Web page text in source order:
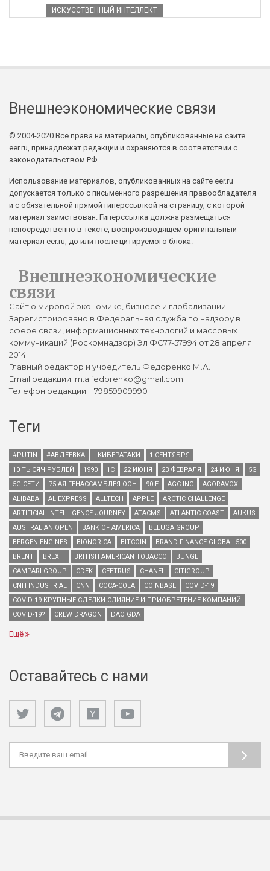
ИСКУССТВЕННЫЙ ИНТЕЛЛЕКТ
Внешнеэкономические связи
© 2004-2020 Все права на материалы, опубликованные на сайте
eer.ru, принадлежат редакции и охраняются в соответствии с
законодательством РФ.
Использование материалов, опубликованных на сайте eer.ru
допускается только с письменного разрешения правообладателя
и с обязательной прямой гиперссылкой на страницу, с которой
материал заимствован. Гиперссылка должна размещаться
непосредственно в тексте, воспроизводящем оригинальный
материал eer.ru, до или после цитируемого блока.
Внешнеэкономические
связи
Сайт о мировой экономике, бизнесе и глобализации
Зарегистрировано в Федеральная служба по надзору в
сфере связи, информационных технологий и массовых
коммуникаций (Роскомнадзор) Эл ФС77-57994 от 28 апреля
2014
Главный редактор и учредитель Федоренко М.А.
Email редакции: m.a.fedorenko@gmail.com.
Телефон редакции: +79859909990
Теги
#PUTIN #АВДЕЕВКА . КИБЕРАТАКИ
1 СЕНТЯБРЯ
10 ТЫСЯЧ РУБЛЕЙ
1990 1С 22 ИЮНЯ 23 ФЕВРАЛЯ 24 ИЮНЯ
5G
5G-СЕТИ
75-АЯ ГЕНАССАМБЛЕЯ ООН 90-Е AGC INC
AGORAVOX
ALIBABA
ALIEXPRESS ALLTECH APPLE
ARCTIC CHALLENGE
ARTIFICIAL INTELLIGENCE JOURNEY
ATACMS ATLANTIC COAST
AUKUS
AUSTRALIAN OPEN
BANK OF AMERICA
BELUGA GROUP
BERGEN ENGINES
BIONORICA BITCOIN
BRAND FINANCE GLOBAL 500
BRENT
BREXIT BRITISH AMERICAN TOBACCO
BUNGE
CAMPARI GROUP
CDEK CEETRUS CHANEL
CITIGROUP
CNH INDUSTRIAL
CNN COCA-COLA COINBASE
COVID-19
COVID-19 КРУПНЫЕ СДЕЛКИ СЛИЯНИЕ И ПРИОБРЕТЕНИЕ КОМПАНИЙ
COVID-19?
CREW DRAGON DAO GDA
Ещё
Оставайтесь с нами